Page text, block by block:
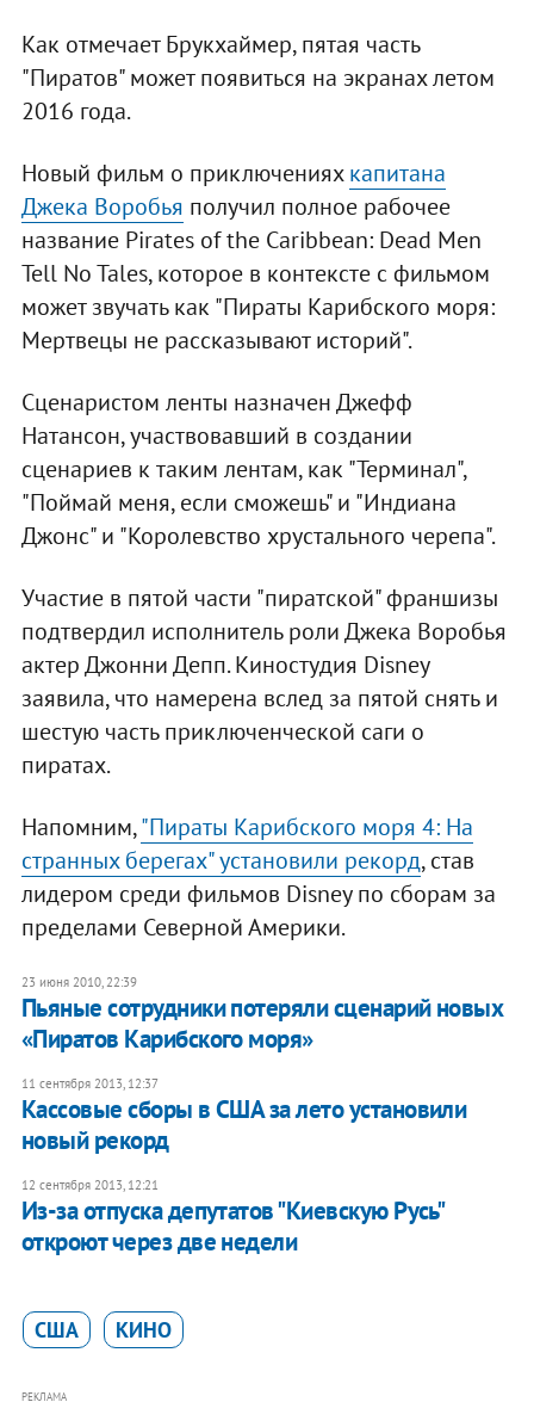
Как отмечает Брукхаймер, пятая часть
"Пиратов" может появиться на экранах летом
2016 года.
Новый фильм о приключенияхкапитана
Джека Воробья получил полное рабочее
название Pirates of the Caribbean: Dead Men
Tell No Tales, которое в контексте с фильмом
может звучать как "Пираты Карибского моря:
Мертвецы не рассказывают историй".
Сценаристом ленты назначен Джефф
Натансон, участвовавший в создании
сценариев к таким лентам, как "Терминал",
"Поймай меня, если сможешь" и "Индиана
Джонс" и "Королевство хрустального черепа".
Участие в пятой части "пиратской" франшизы
подтвердил исполнитель роли Джека Воробья
актер Джонни Депп. Киностудия Disney
заявила, что намерена вслед за пятой снять и
шестую часть приключенческой саги о
пиратах.
Напомним,"Пираты Карибского моря 4: На
странных берегах" установили рекорд, став
лидером среди фильмов Disney по сборам за
пределами Северной Америки.
23 июня 2010, 22:39
Пьяные сотрудники потеряли сценарий новых
«Пиратов Карибского моря»
11 сентября 2013, 12:37
Кассовые сборы в США за лето установили
новый рекорд
12 сентября 2013, 12:21
Из-за отпуска депутатов "Киевскую Русь"
откроют через две недели
США КИНО
РЕКЛАМА